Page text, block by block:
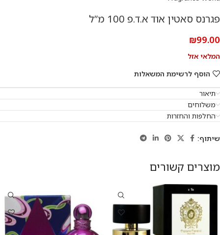
פגרנס סאטין אוד א.ד.פ 100 מ”ל
₪99.00
המלאי אזל
הוסף לרשימת המשאלות
תיאור
משלוחים
החלפות והחזרות
שיתוף:
מוצרים קשורים